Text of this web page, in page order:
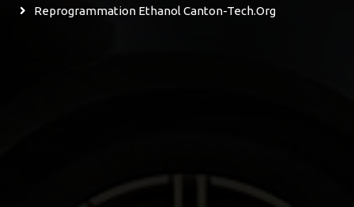
Reprogrammation Ethanol Canton-Tech.org